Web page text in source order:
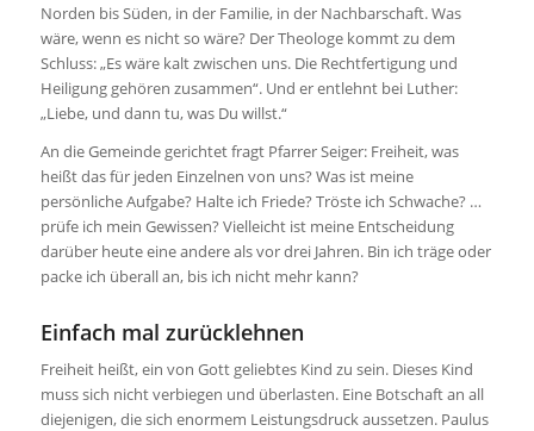
Norden bis Süden, in der Familie, in der Nachbarschaft. Was
wäre, wenn es nicht so wäre? Der Theologe kommt zu dem
Schluss: „Es wäre kalt zwischen uns. Die Rechtfertigung und
Heiligung gehören zusammen“. Und er entlehnt bei Luther:
„Liebe, und dann tu, was Du willst.“
An die Gemeinde gerichtet fragt Pfarrer Seiger: Freiheit, was
heißt das für jeden Einzelnen von uns? Was ist meine
persönliche Aufgabe? Halte ich Friede? Tröste ich Schwache? …
prüfe ich mein Gewissen? Vielleicht ist meine Entscheidung
darüber heute eine andere als vor drei Jahren. Bin ich träge oder
packe ich überall an, bis ich nicht mehr kann?
Einfach mal zurücklehnen
Freiheit heißt, ein von Gott geliebtes Kind zu sein. Dieses Kind
muss sich nicht verbiegen und überlasten. Eine Botschaft an all
diejenigen, die sich enormem Leistungsdruck aussetzen. Paulus